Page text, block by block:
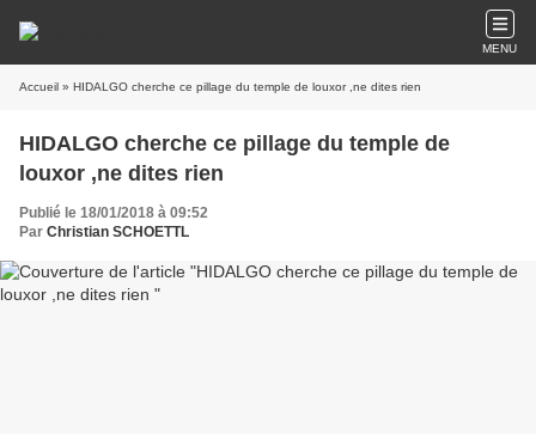
MENU
Accueil » HIDALGO cherche ce pillage du temple de louxor ,ne dites rien
HIDALGO cherche ce pillage du temple de
louxor ,ne dites rien
Publié le 18/01/2018 à 09:52
Par Christian SCHOETTL